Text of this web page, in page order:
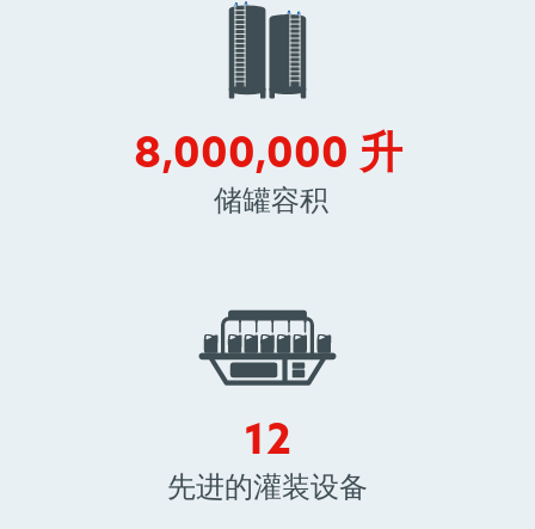
8,000,000 升
储罐容积
12
先进的灌装设备